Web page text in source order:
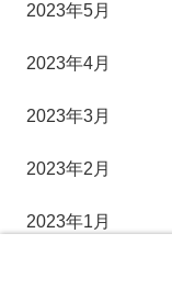
2023年5月
2023年4月
2023年3月
2023年2月
2023年1月